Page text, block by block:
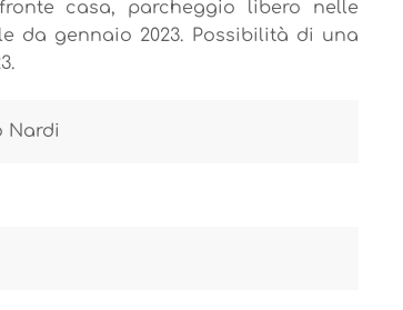
casa, parcheggio libero nelle
da gennaio 2023. Possibilità di una
Nardi